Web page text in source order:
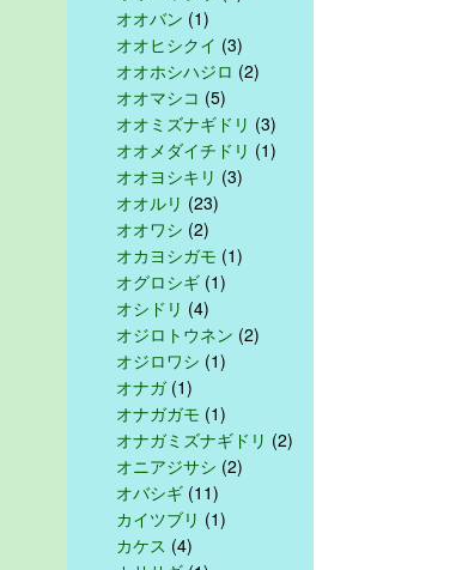
オオバン (1)
オオヒシクイ (3)
オオホシハジロ (2)
オオマシコ (5)
オオミズナギドリ (3)
オオメダイチドリ (1)
オオヨシキリ (3)
オオルリ (23)
オオワシ (2)
オカヨシガモ (1)
オグロシギ (1)
オシドリ (4)
オジロトウネン (2)
オジロワシ (1)
オナガ(1)
オナガガモ (1)
オナガミズナギドリ (2)
オニアジサシ (2)
オバシギ (11)
カイツブリ (1)
カケス (4)